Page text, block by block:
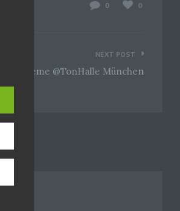
0 0
NEXT POST
Extreme @TonHalle München